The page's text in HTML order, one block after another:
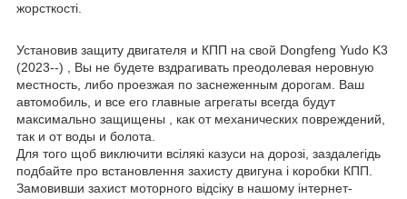
жорсткості.
Установив защиту двигателя и КПП на свой Dongfeng Yudo K3
(2023--) , Вы не будете вздрагивать преодолевая неровную
местность, либо проезжая по заснеженным дорогам. Ваш
автомобиль, и все его главные агрегаты всегда будут
максимально защищены , как от механических повреждений,
так и от воды и болота.
Для того щоб виключити всілякі казуси на дорозі, заздалегідь
подбайте про встановлення захисту двигуна і коробки КПП.
Замовивши захист моторного відсіку в нашому інтернет-